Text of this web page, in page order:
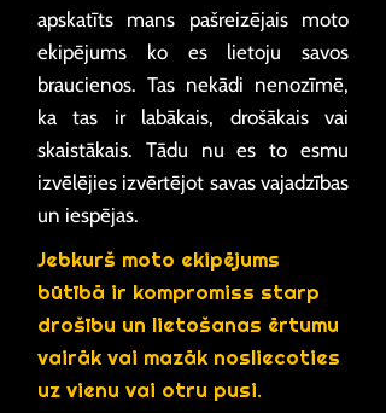
apskatīts mans pašreizējais moto
ekipējums ko es lietoju savos
braucienos. Tas nekādi nenozīmē,
ka tas ir labākais, drošākais vai
skaistākais. Tādu nu es to esmu
izvēlējies izvērtējot savas vajadzības
un iespējas.
Jebkurš moto ekipējums
būtībā ir kompromiss starp
drošību un lietošanas ērtumu
vairāk vai mazāk nosliecoties
uz vienu vai otru pusi.